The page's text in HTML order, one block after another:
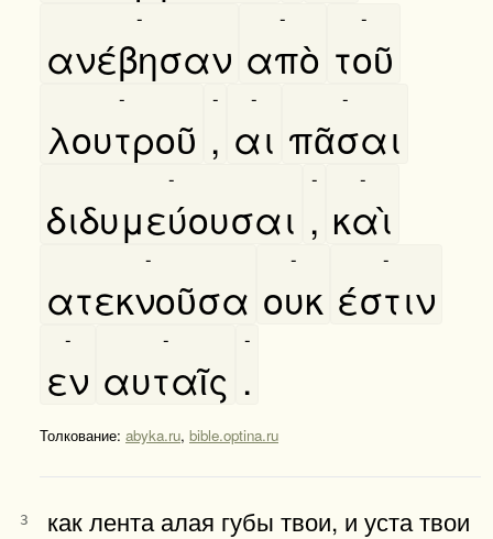
ανέβησαν
-
απὸ
-
τοῦ
-
λουτροῦ
-
,
-
αι
-
πᾶσαι
-
διδυμεύουσαι
-
,
-
καὶ
-
ατεκνοῦσα
-
ουκ
-
έστιν
-
εν
-
αυταῖς
-
.
-
Толкование: abyka.ru, bible.optina.ru
3
как лента алая губы твои, и уста твои